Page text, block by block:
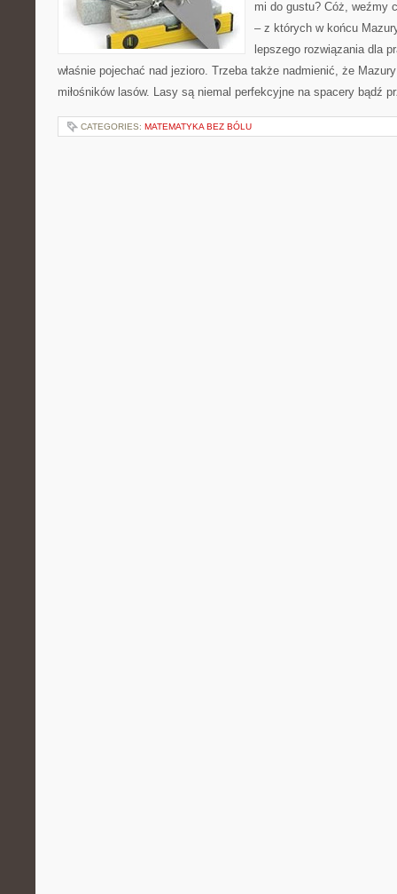
mi do gustu? Cóż, weźmy
– z których w końcu
lepszego rozwiązania dla
właśnie pojechać nad jezioro. Trzeba także nadmienić, że
miłośników lasów. Lasy są niemal perfekcyjne na spacery bądź
CATEGORIES: MATEMATYKA BEZ BÓLU